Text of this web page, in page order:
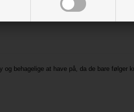
behagelige at have på, da de bare følger